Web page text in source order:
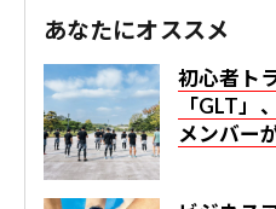
あなたにオススメ
初心者ト
「GLT」
メンバー